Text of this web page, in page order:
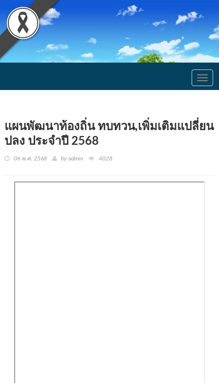
แผนพัฒนาท้องถิ่น ทบทวน,เพิ่มเติมแปลี่ยน
ปลง ประจำปี 2568
06 พ.ค. 2568 by admin 4028